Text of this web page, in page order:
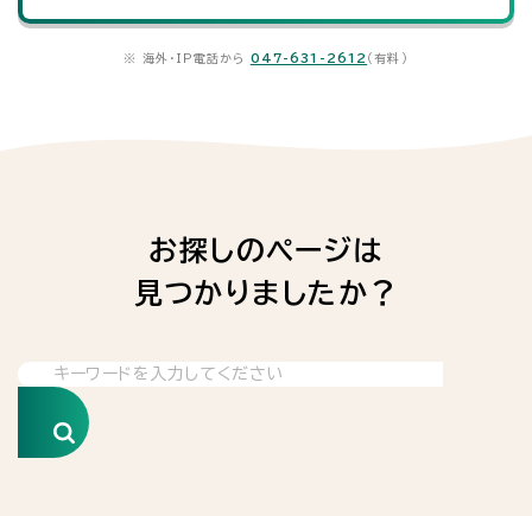
※ 海外・IP電話から 047-631-2612 （有料）
お探しのページは
見つかりましたか？
検索